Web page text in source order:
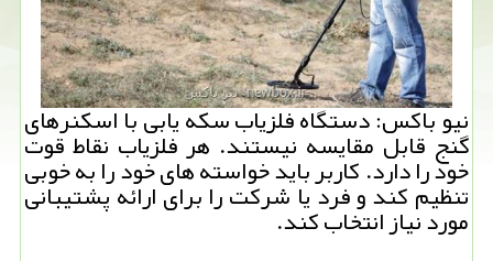
نیو باكس: دستگاه فلزیاب‌ سكه یابی با اسكنرهای
گنج قابل مقایسه نیستند. هر فلزیاب نقاط قوت
خود را دارد. كاربر باید خواسته های خود را به خوبی
تنظیم كند و فرد یا شركت را برای ارائه پشتیبانی
مورد نیاز انتخاب كند.